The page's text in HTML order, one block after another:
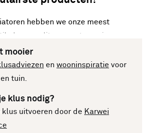
hebben we onze meest
van dit moment voor je op een
makkelijk de specificaties
een goede keuze te kunnen maken.
up-to-date, zodat je meteen op
de top 10 Radiatoren en laat je
je volgende aankoop!
mooier
en wooninspiratie voor
tuin.
klus nodig?
klus uitvoeren door de Karwei